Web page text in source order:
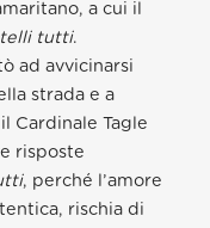
a cui il
tutti.
ad avvicinarsi
strada e a
Cardinale Tagle
risposte
, perché l’amore
rischia di